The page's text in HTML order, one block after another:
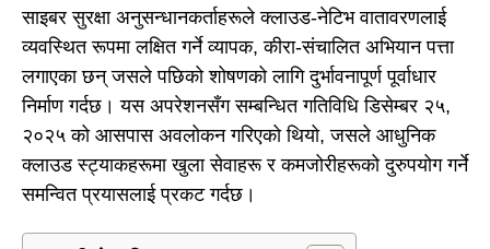
साइबर सुरक्षा अनुसन्धानकर्ताहरूले क्लाउड-नेटिभ वातावरणलाई
व्यवस्थित रूपमा लक्षित गर्ने व्यापक, कीरा-संचालित अभियान पत्ता
लगाएका छन् जसले पछिको शोषणको लागि दुर्भावनापूर्ण पूर्वाधार
निर्माण गर्दछ। यस अपरेशनसँग सम्बन्धित गतिविधि डिसेम्बर २५,
२०२५ को आसपास अवलोकन गरिएको थियो, जसले आधुनिक
क्लाउड स्ट्याकहरूमा खुला सेवाहरू र कमजोरीहरूको दुरुपयोग गर्ने
समन्वित प्रयासलाई प्रकट गर्दछ।